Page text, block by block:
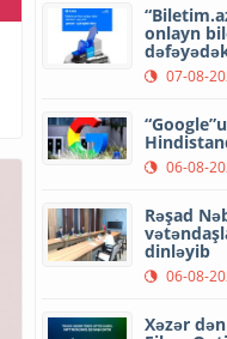
onlayn
07-08-
06-08-
Rəşad
dinləyib
06-08-
Xəzər